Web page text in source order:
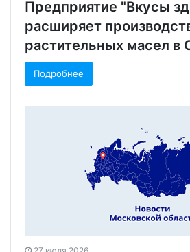
Предприятие "Вкусы
расширяет
растительных масел в
Подробнее